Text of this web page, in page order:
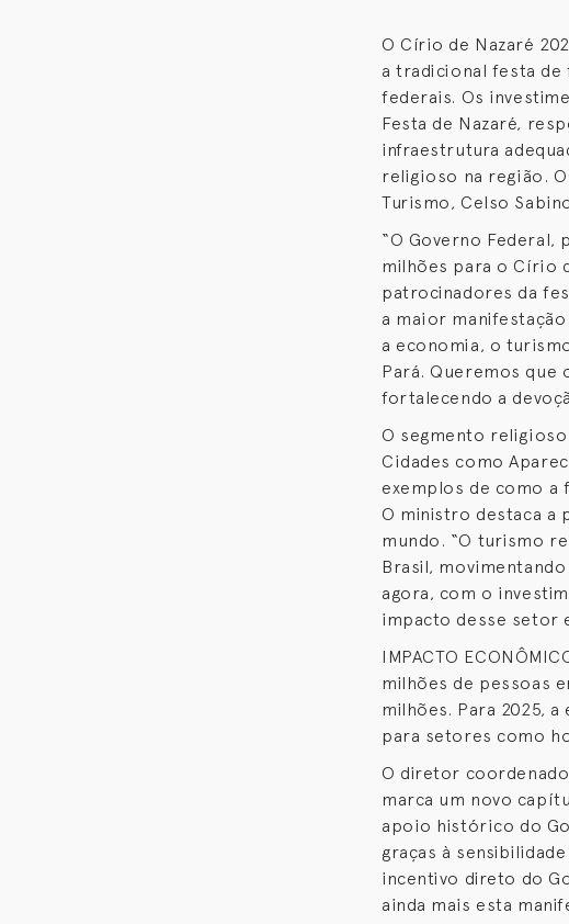
O Círio de Nazaré
a tradicional festa de
federais. Os
Festa de Nazaré,
infraestrutura
religioso na região.
Turismo, Celso
“O Governo
milhões para o Círio
patrocinadores da
a maior
a economia, o
Pará. Queremos que
fortalecendo a
O segmento
Cidades como
exemplos de como a
O ministro destaca a
mundo. “O turismo
Brasil,
agora, com o
impacto desse setor
IMPACTO
milhões de pessoas
milhões. Para 2025,
para setores como
O diretor
marca um novo
apoio histórico do
graças à
incentivo direto do
ainda mais esta